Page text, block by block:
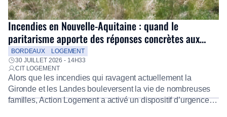
Incendies en Nouvelle-Aquitaine : quand le
paritarisme apporte des réponses concrètes aux
salariés
BORDEAUX
LOGEMENT
30 JUILLET 2026 - 14H33
CIT LOGEMENT
Alors que les incendies qui ravagent actuellement la
Gironde et les Landes bouleversent la vie de nombreuses
familles, Action Logement a activé un dispositif d’urgence